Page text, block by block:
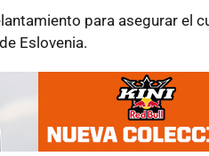
para asegurar el
Eslovenia.